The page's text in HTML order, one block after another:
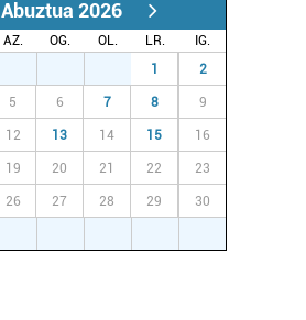
Abuztua 2026
AZ. OG. OL. LR.
IG.
1 2
5 6 7 8 9
12 13 14 15 16
19 20 21 22 23
26 27 28 29 30